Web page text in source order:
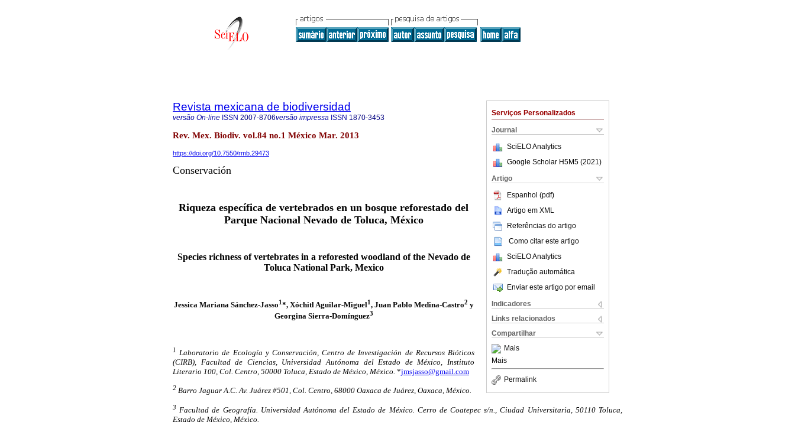
Serviços Personalizados
Journal
SciELO Analytics
Google Scholar H5M5 (2021 )
Artigo
Espanhol (pdf)
Artigo em XML
Referências do artigo
Como citar este artigo
SciELO Analytics
Tradução automática
Enviar este artigo por email
Indicadores
Links relacionados
Compartilhar
Mais
Mais
Permalink
Revista mexicana de biodiversidad
versão On-line ISSN 2007-8706versão impressa ISSN 1870-3453
Rev. Mex. Biodiv. vol.84 no.1 México Mar. 2013
https://doi.org/10.7550/rmb.29473
Conservación
Riqueza específica de vertebrados en un bosque reforestado del
Parque Nacional Nevado de Toluca, México
Species richness of vertebrates in a reforested woodland of the Nevado de
Toluca National Park, Mexico
Jessica Mariana Sánchez-Jasso1*, Xóchitl Aguilar-Miguel1, Juan Pablo Medina-Castro2 y
Georgina Sierra-Domínguez3
1 Laboratorio de Ecología y Conservación, Centro de Investigación de Recursos Bióticos
(CIRB), Facultad de Ciencias, Universidad Autónoma del Estado de México, Instituto
Literario 100, Col. Centro, 50000 Toluca, Estado de México, México. *jmsjasso@gmail.com
2 Barro Jaguar A.C. Av. Juárez #501, Col. Centro, 68000 Oaxaca de Juárez, Oaxaca, México.
3 Facultad de Geografía. Universidad Autónoma del Estado de México. Cerro de Coatepec s/n., Ciudad Universitaria, 50110 Toluca,
Estado de México, México.